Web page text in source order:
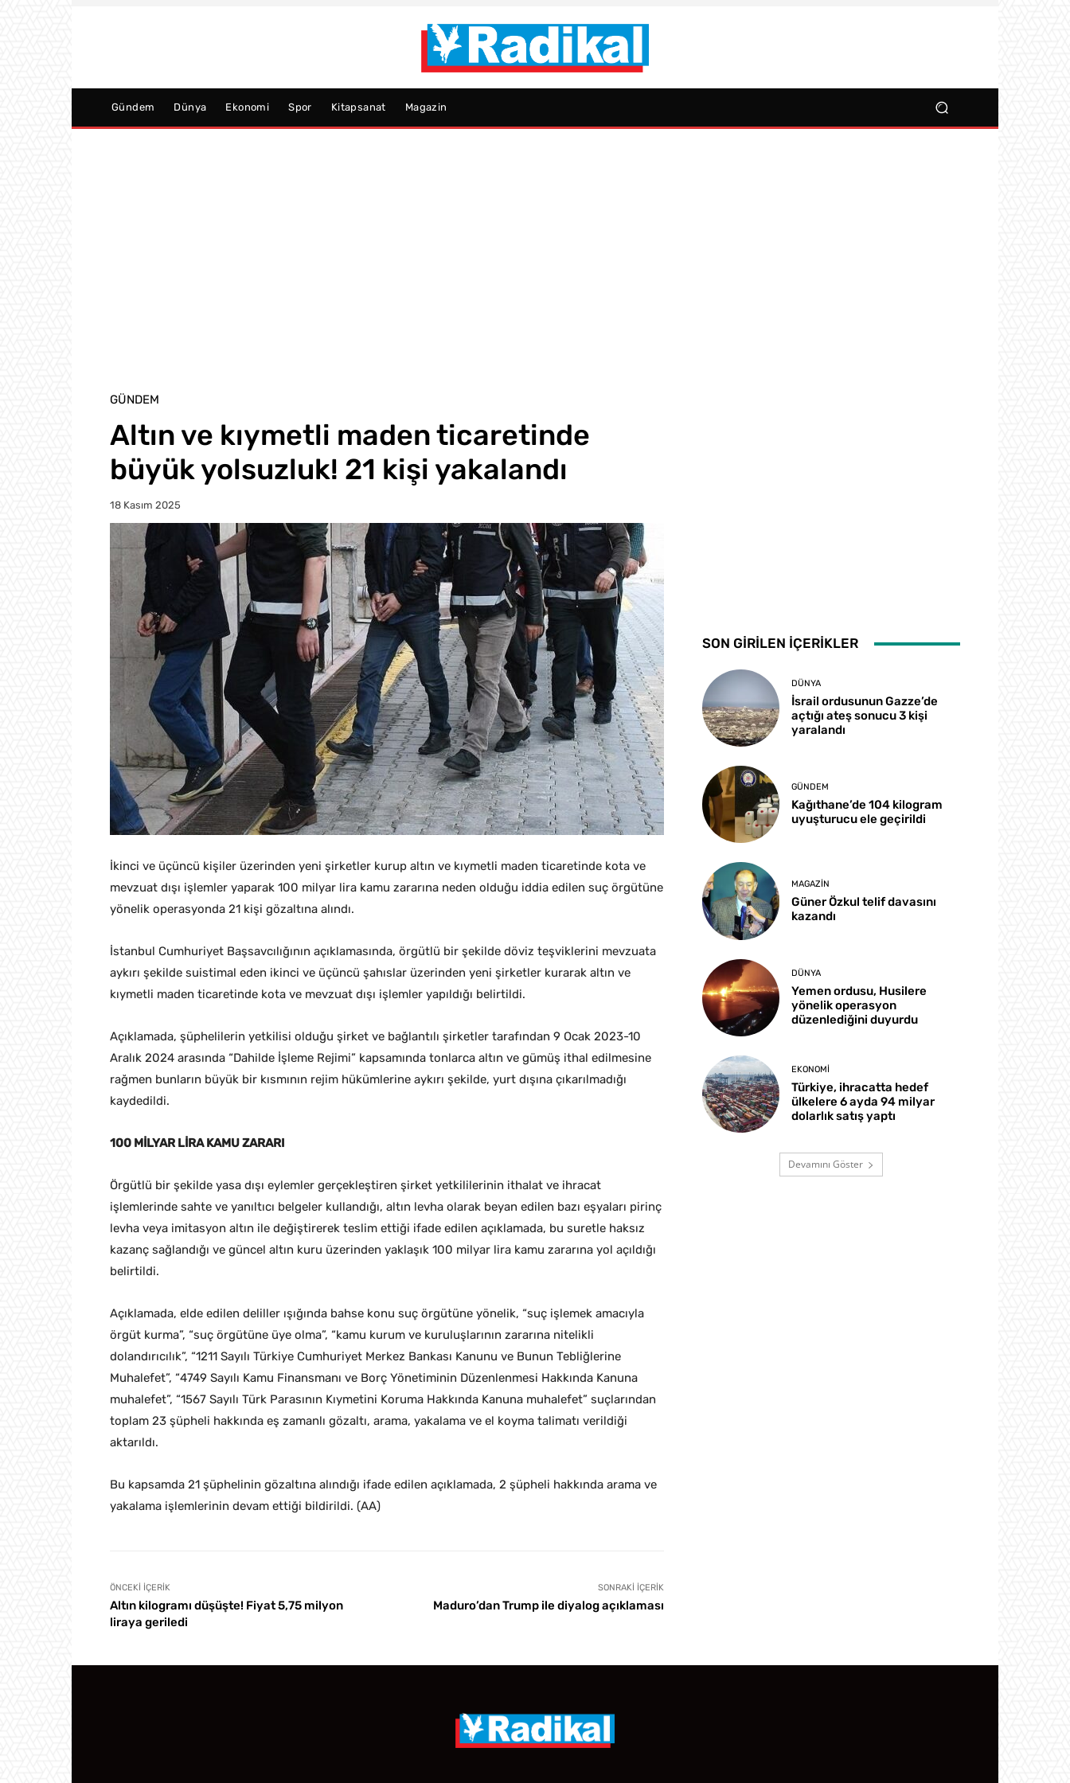
Gündem Dünya Ekonomi Spor Kitapsanat Magazin
GÜNDEM
Altın ve kıymetli maden ticaretinde
büyük yolsuzluk! 21 kişi yakalandı
18 Kasım 2025
İkinci ve üçüncü kişiler üzerinden yeni şirketler kurup altın ve kıymetli maden ticaretinde kota ve
mevzuat dışı işlemler yaparak 100 milyar lira kamu zararına neden olduğu iddia edilen suç örgütüne
yönelik operasyonda 21 kişi gözaltına alındı.
İstanbul Cumhuriyet Başsavcılığının açıklamasında, örgütlü bir şekilde döviz teşviklerini mevzuata
aykırı şekilde suistimal eden ikinci ve üçüncü şahıslar üzerinden yeni şirketler kurarak altın ve
kıymetli maden ticaretinde kota ve mevzuat dışı işlemler yapıldığı belirtildi.
Açıklamada, şüphelilerin yetkilisi olduğu şirket ve bağlantılı şirketler tarafından 9 Ocak 2023-10
Aralık 2024 arasında “Dahilde İşleme Rejimi” kapsamında tonlarca altın ve gümüş ithal edilmesine
rağmen bunların büyük bir kısmının rejim hükümlerine aykırı şekilde, yurt dışına çıkarılmadığı
kaydedildi.
100 MİLYAR LİRA KAMU ZARARI
Örgütlü bir şekilde yasa dışı eylemler gerçekleştiren şirket yetkililerinin ithalat ve ihracat
işlemlerinde sahte ve yanıltıcı belgeler kullandığı, altın levha olarak beyan edilen bazı eşyaları pirinç
levha veya imitasyon altın ile değiştirerek teslim ettiği ifade edilen açıklamada, bu suretle haksız
kazanç sağlandığı ve güncel altın kuru üzerinden yaklaşık 100 milyar lira kamu zararına yol açıldığı
belirtildi.
Açıklamada, elde edilen deliller ışığında bahse konu suç örgütüne yönelik, “suç işlemek amacıyla
örgüt kurma”, “suç örgütüne üye olma”, “kamu kurum ve kuruluşlarının zararına nitelikli
dolandırıcılık”, “1211 Sayılı Türkiye Cumhuriyet Merkez Bankası Kanunu ve Bunun Tebliğlerine
Muhalefet”, “4749 Sayılı Kamu Finansmanı ve Borç Yönetiminin Düzenlenmesi Hakkında Kanuna
muhalefet”, “1567 Sayılı Türk Parasının Kıymetini Koruma Hakkında Kanuna muhalefet” suçlarından
toplam 23 şüpheli hakkında eş zamanlı gözaltı, arama, yakalama ve el koyma talimatı verildiği
aktarıldı.
Bu kapsamda 21 şüphelinin gözaltına alındığı ifade edilen açıklamada, 2 şüpheli hakkında arama ve
yakalama işlemlerinin devam ettiği bildirildi. (AA)
ÖNCEKI İÇERIK
Altın kilogramı düşüşte! Fiyat 5,75 milyon
liraya geriledi
SONRAKI İÇERIK
Maduro’dan Trump ile diyalog açıklaması
SON GİRİLEN İÇERİKLER
DÜNYA
İsrail ordusunun Gazze’de
açtığı ateş sonucu 3 kişi
yaralandı
GÜNDEM
Kağıthane’de 104 kilogram
uyuşturucu ele geçirildi
MAGAZIN
Güner Özkul telif davasını
kazandı
DÜNYA
Yemen ordusu, Husilere
yönelik operasyon
düzenlediğini duyurdu
EKONOMI
Türkiye, ihracatta hedef
ülkelere 6 ayda 94 milyar
dolarlık satış yaptı
Devamını Göster